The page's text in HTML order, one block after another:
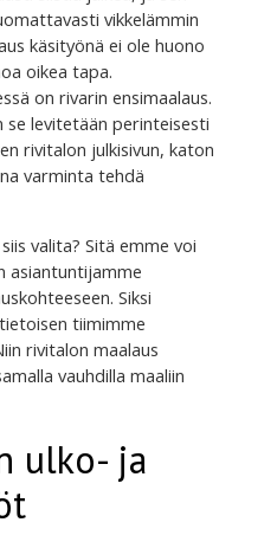
vikkelämmin
käsityönä ei ole huono
oikea tapa.
on rivarin ensimaalaus.
levitetään perinteisesti
rivitalon julkisivun, katon
varminta tehdä
valita? Sitä emme voi
asiantuntijamme
Siksi
tiimimme
rivitalon maalaus
vauhdilla maaliin
ulko- ja